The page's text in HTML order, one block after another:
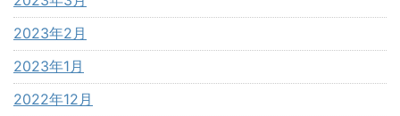
2023年2月
2023年1月
2022年12月